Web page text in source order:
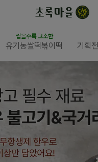
씹을수록 고소한
유기농쌀떡볶이떡 기획전